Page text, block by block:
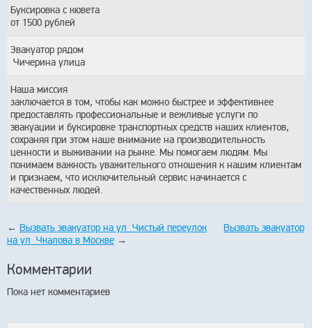
Буксировка с кювета
от 1500 рублей
Эвакуатор рядом
Чичерина улица
Наша миссия
заключается в том, чтобы как можно быстрее и эффективнее
предоставлять профессиональные и вежливые услуги по
эвакуации и буксировке транспортных средств наших клиентов,
сохраняя при этом наше внимание на производительность
ценности и выживании на рынке. Мы помогаем людям. Мы
понимаем важность уважительного отношения к нашим клиентам
и признаем, что исключительный сервис начинается с
качественных людей.
← Вызвать эвакуатор на ул Чистый переулок
Вызвать эвакуатор
на ул Чкалова в Москве →
Комментарии
Пока нет комментариев